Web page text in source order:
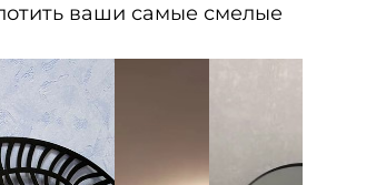
ваши самые смелые